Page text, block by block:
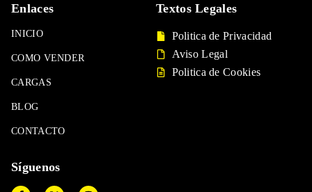
Enlaces
INICIO
COMO VENDER
CARGAS
BLOG
CONTACTO
Textos Legales
Politica de Privacidad
Aviso Legal
Politica de Cookies
Síguenos